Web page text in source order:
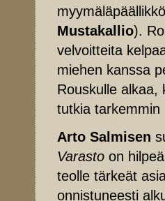
Mustakallio).
velvoitteita
miehen kanssa
Rouskulle alkaa,
tutkia tarkemmin
Arto Salmisen
Varasto on
teolle tärkeät
onnistuneesti